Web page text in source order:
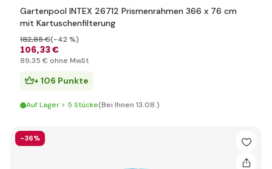
Gartenpool INTEX 26712 Prismenrahmen 366 x 76 cm
mit Kartuschenfilterung
106,33 €
182,85 €(-42 %)
89,35 € ohne MwSt
+ 106 Punkte
Auf Lager > 5 Stücke(Bei Ihnen 13.08.)
-36%